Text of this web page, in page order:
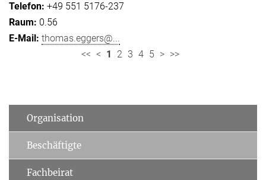
+49 551 5176-237
0.56
thomas.eggers@...
<< < 1 2 3 4 5 > >>
Organisation
Beschäftigte
Fachbeirat